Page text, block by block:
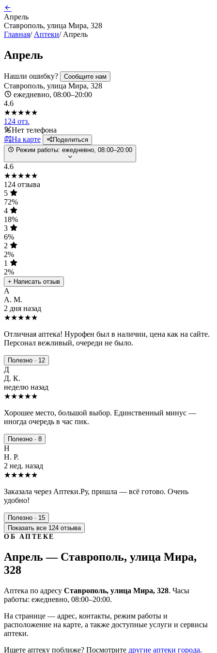
Апрель
Ставрополь, улица Мира, 328
Главная/ Аптеки/ Апрель
Апрель
Нашли ошибку? Сообщите нам
Ставрополь, улица Мира, 328
ежедневно, 08:00–20:00
4.6
★★★★★
124 отз.
Нет телефона
На карте
Поделиться
Режим работы: ежедневно, 08:00–20:00
4.6
★★★★★
124 отзыва
5
72%
4
18%
3
6%
2
2%
1
2%
+ Написать отзыв
А
А. М.
2 дня назад
★★★★★
Отличная аптека! Нурофен был в наличии, цена как на сайте.
Персонал вежливый, очереди не было.
Полезно · 12
Д
Д. К.
неделю назад
★★★★★
Хорошее место, большой выбор. Единственный минус —
иногда очередь в час пик.
Полезно · 8
Н
Н. Р.
2 нед. назад
★★★★★
Заказала через Аптеки.Ру, пришла — всё готово. Очень
удобно!
Полезно · 15
Показать все 124 отзыва
ОБ АПТЕКЕ
Апрель — Ставрополь, улица Мира,
328
Аптека по адресу Ставрополь, улица Мира, 328. Часы
работы: ежедневно, 08:00–20:00.
На странице — адрес, контакты, режим работы и
расположение на карте, а также доступные услуги и сервисы
аптеки.
Ищете аптеку поближе? Посмотрите другие аптеки города.